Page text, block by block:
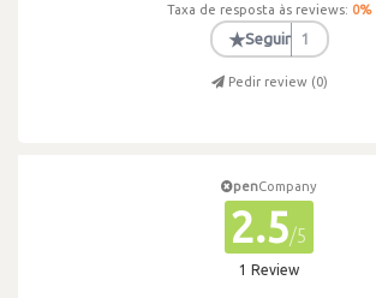
Taxa de resposta às reviews: 0%
★Seguir 1
Pedir review (0)
penCompany
2.5/5
1 Review